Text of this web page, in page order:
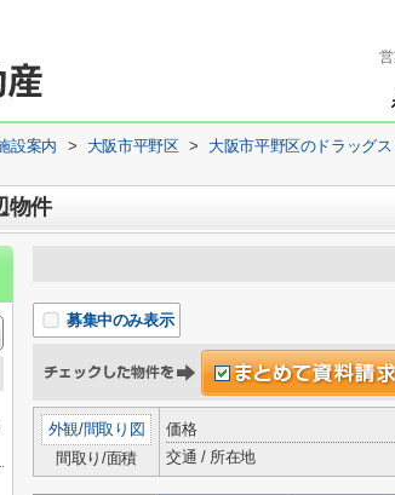
設案内 > 大阪市平野区 > 大阪市平野区のドラッグス
物件
募集中のみ表示
外観/間取り図
間取り/面積
価格
交通 / 所在地